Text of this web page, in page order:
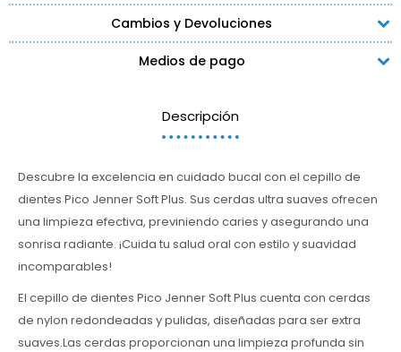
Cambios y Devoluciones
Medios de pago
Descripción
Descubre la excelencia en cuidado bucal con el cepillo de
dientes Pico Jenner Soft Plus. Sus cerdas ultra suaves ofrecen
una limpieza efectiva, previniendo caries y asegurando una
sonrisa radiante. ¡Cuida tu salud oral con estilo y suavidad
incomparables!
El cepillo de dientes Pico Jenner Soft Plus cuenta con cerdas
de nylon redondeadas y pulidas, diseñadas para ser extra
suaves.Las cerdas proporcionan una limpieza profunda sin